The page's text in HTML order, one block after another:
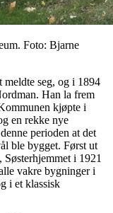
Foto: Bjarne
meldte seg, og i 1894
Han la frem
kjøpte i
en rekke nye
perioden at det
ble bygget. Først ut
i 1921
vakre bygninger i
i et klassisk